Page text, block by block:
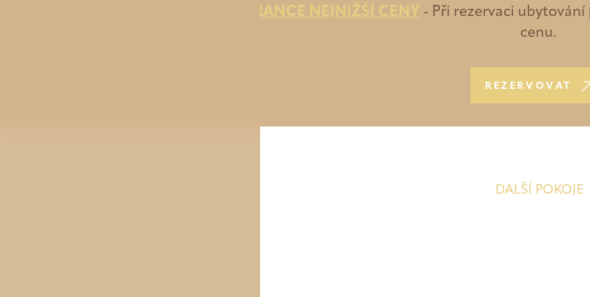
GARANCE NEJNIŽŠÍ CENY - Při rezervaci
cenu.
REZERVOVAT
DALŠÍ POKOJE